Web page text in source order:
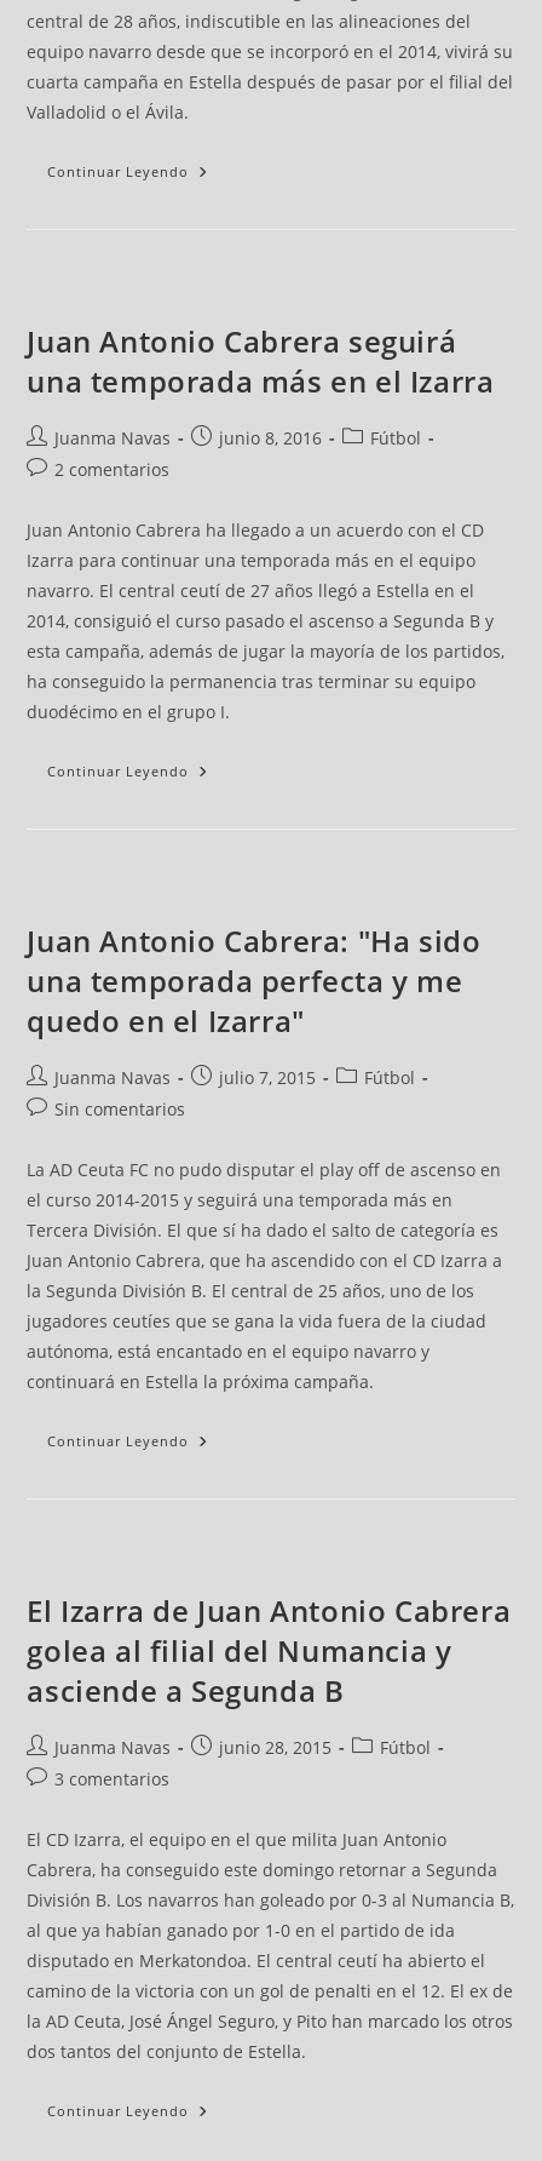
central de 28 años, indiscutible en las alineaciones del
equipo navarro desde que se incorporó en el 2014, vivirá su
cuarta campaña en Estella después de pasar por el filial del
Valladolid o el Ávila.
Continuar Leyendo
Juan Antonio Cabrera seguirá
una temporada más en el Izarra
Juanma Navas junio 8, 2016
Fútbol
2 comentarios
Juan Antonio Cabrera ha llegado a un acuerdo con el CD
Izarra para continuar una temporada más en el equipo
navarro. El central ceutí de 27 años llegó a Estella en el
2014, consiguió el curso pasado el ascenso a Segunda B y
esta campaña, además de jugar la mayoría de los partidos,
ha conseguido la permanencia tras terminar su equipo
duodécimo en el grupo I.
Continuar Leyendo
Juan Antonio Cabrera: "Ha sido
una temporada perfecta y me
quedo en el Izarra"
Juanma Navas julio 7, 2015
Fútbol
Sin comentarios
La AD Ceuta FC no pudo disputar el play off de ascenso en
el curso 2014-2015 y seguirá una temporada más en
Tercera División. El que sí ha dado el salto de categoría es
Juan Antonio Cabrera, que ha ascendido con el CD Izarra a
la Segunda División B. El central de 25 años, uno de los
jugadores ceutíes que se gana la vida fuera de la ciudad
autónoma, está encantado en el equipo navarro y
continuará en Estella la próxima campaña.
Continuar Leyendo
El Izarra de Juan Antonio Cabrera
golea al filial del Numancia y
asciende a Segunda B
Juanma Navas junio 28, 2015
Fútbol
3 comentarios
El CD Izarra, el equipo en el que milita Juan Antonio
Cabrera, ha conseguido este domingo retornar a Segunda
División B. Los navarros han goleado por 0-3 al Numancia B,
al que ya habían ganado por 1-0 en el partido de ida
disputado en Merkatondoa. El central ceutí ha abierto el
camino de la victoria con un gol de penalti en el 12. El ex de
la AD Ceuta, José Ángel Seguro, y Pito han marcado los otros
dos tantos del conjunto de Estella.
Continuar Leyendo